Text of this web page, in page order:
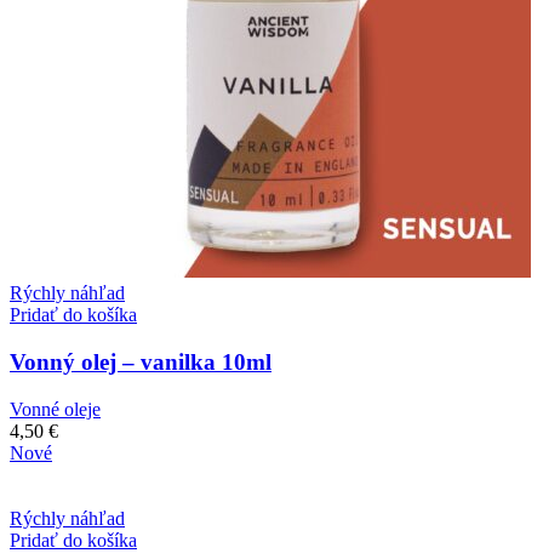
Rýchly náhľad
Pridať do košíka
Vonný olej – vanilka 10ml
Vonné oleje
4,50 €
Nové
Rýchly náhľad
Pridať do košíka